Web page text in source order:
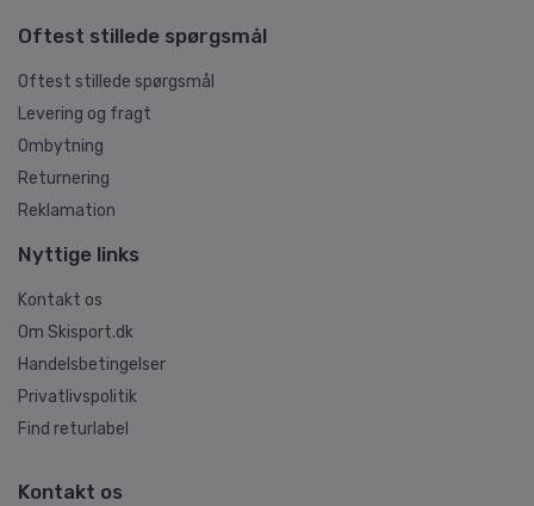
Oftest stillede spørgsmål
Oftest stillede spørgsmål
Levering og fragt
Ombytning
Returnering
Reklamation
Nyttige links
Kontakt os
Om Skisport.dk
Handelsbetingelser
Privatlivspolitik
Find returlabel
Kontakt os